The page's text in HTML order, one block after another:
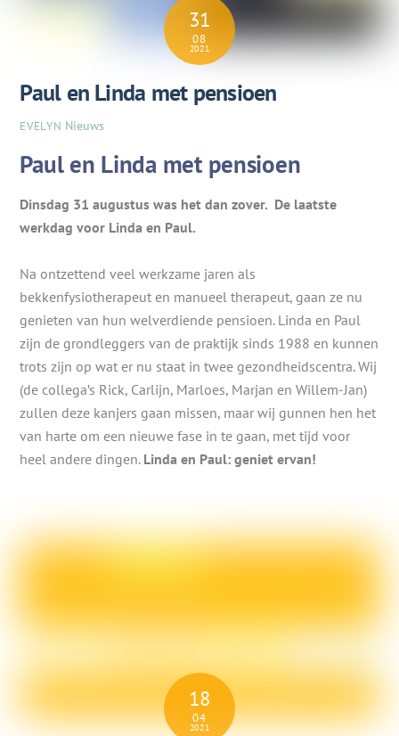
31
08
2021
Paul en Linda met pensioen
EVELYN Nieuws
Paul en Linda met pensioen
Dinsdag 31 augustus was het dan zover. De laatste
werkdag voor Linda en Paul.
Na ontzettend veel werkzame jaren als
bekkenfysiotherapeut en manueel therapeut, gaan ze nu
genieten van hun welverdiende pensioen. Linda en Paul
zijn de grondleggers van de praktijk sinds 1988 en kunnen
trots zijn op wat er nu staat in twee gezondheidscentra. Wij
(de collega’s Rick, Carlijn, Marloes, Marjan en Willem-Jan)
zullen deze kanjers gaan missen, maar wij gunnen hen het
van harte om een nieuwe fase in te gaan, met tijd voor
heel andere dingen. Linda en Paul: geniet ervan!
18
04
2021